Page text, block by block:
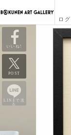
いいね!
POST
LINEで送
る